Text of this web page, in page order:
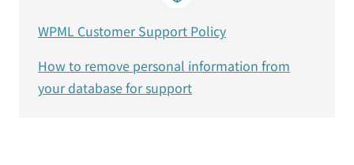
WPML Customer Support Policy
How to remove personal information from
your database for support